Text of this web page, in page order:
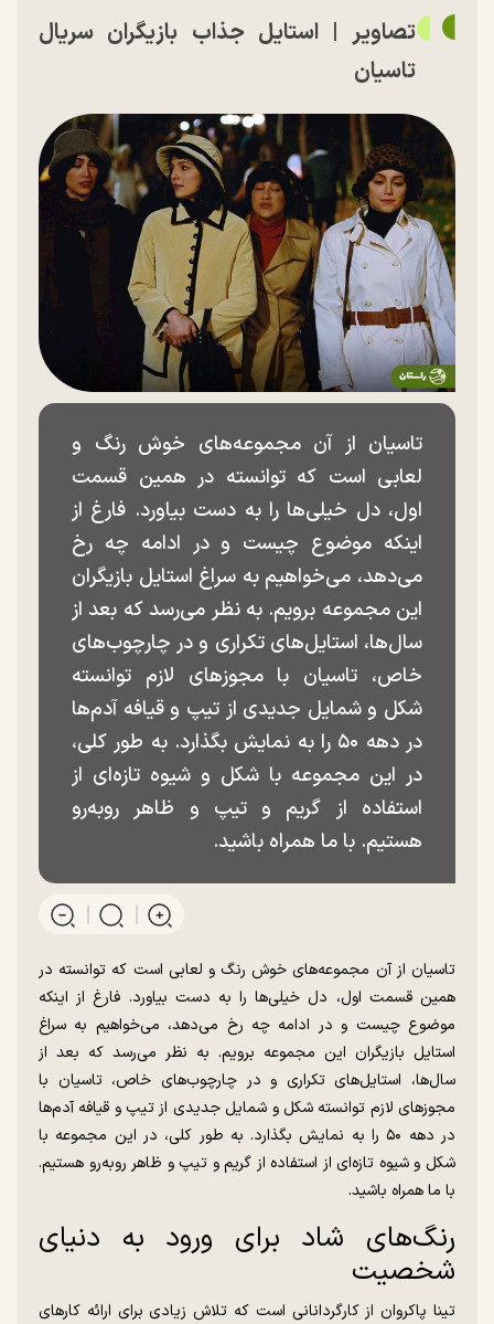
تصاویر | استایل جذاب بازیگران سریال
تاسیان
تاسیان از آن مجموعه‌های خوش رنگ و
لعابی است که توانسته در همین قسمت
اول، دل خیلی‌ها را به دست بیاورد. فارغ از
اینکه موضوع چیست و در ادامه چه رخ
می‌دهد، می‌خواهیم به سراغ استایل بازیگران
این مجموعه برویم. به نظر می‌رسد که بعد از
سال‌ها، استایل‌های تکراری و در چارچوب‌های
خاص، تاسیان با مجوزهای لازم توانسته
شکل و شمایل جدیدی از تیپ و قیافه آدم‌ها
در دهه ۵۰ را به نمایش بگذارد. به طور کلی،
در این مجموعه با شکل و شیوه تازه‌ای از
استفاده از گریم و تیپ و ظاهر روبه‌رو
هستیم. با ما همراه باشید.
تاسیان از آن مجموعه‌های خوش رنگ و لعابی است که توانسته در
همین قسمت اول، دل خیلی‌ها را به دست بیاورد. فارغ از اینکه
موضوع چیست و در ادامه چه رخ می‌دهد، می‌خواهیم به سراغ
استایل بازیگران این مجموعه برویم. به نظر می‌رسد که بعد از
سال‌ها، استایل‌های تکراری و در چارچوب‌های خاص، تاسیان با
مجوز‌های لازم توانسته شکل و شمایل جدیدی از تیپ و قیافه آدم‌ها
در دهه ۵۰ را به نمایش بگذارد. به طور کلی، در این مجموعه با
شکل و شیوه تازه‌ای از استفاده از گریم و تیپ و ظاهر روبه‌رو هستیم.
با ما همراه باشید.
رنگ‌های شاد برای ورود به دنیای
شخصیت
تینا پاکروان از کارگردانانی است که تلاش زیادی برای ارائه کار‌های